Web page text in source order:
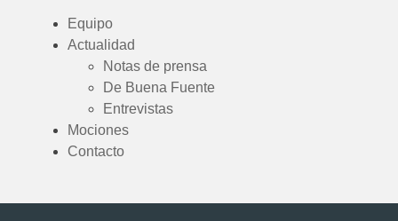
Equipo
Actualidad
Notas de prensa
De Buena Fuente
Entrevistas
Mociones
Contacto